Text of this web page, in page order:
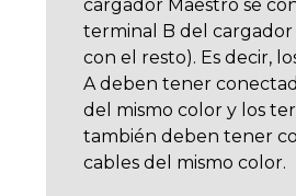
cargador Maestro se
terminal B del cargador
con el resto). Es decir,
A deben tener
del mismo color y los
también deben tener
cables del mismo color.